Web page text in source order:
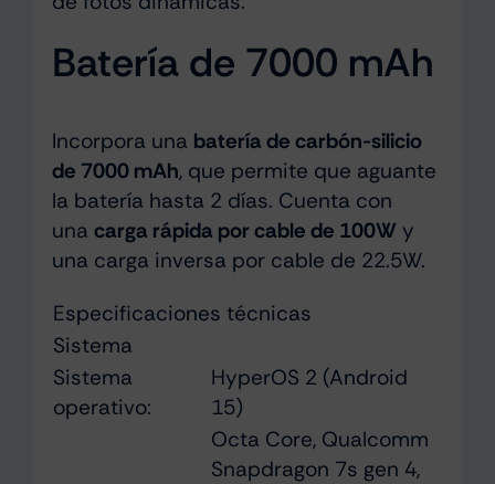
Batería de 7000 mAh
Incorpora una batería de carbón-silicio
de 7000 mAh, que permite que aguante
la batería hasta 2 días. Cuenta con
una carga rápida por cable de 100Wy
una carga inversa por cable de 22.5W.
Especificaciones técnicas
Sistema
Sistema
operativo:
HyperOS 2 (Android
15)
Octa Core, Qualcomm
Snapdragon 7s gen 4,